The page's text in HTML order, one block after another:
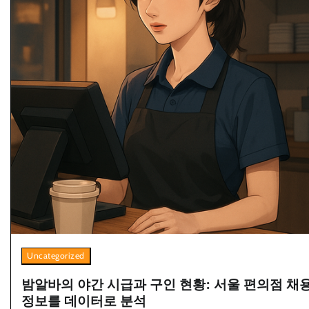
Uncategorized
밤알바의 야간 시급과 구인 현황: 서울 편의점 채
정보를 데이터로 분석